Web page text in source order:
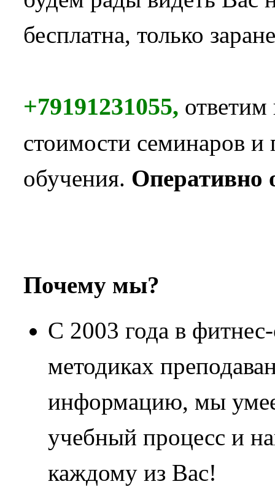
бесплатна, только
+79191231055,
стоимости семинаров и
обучения. Оперативно
Почему мы?
С 2003 года в
методиках
информацию, мы
учебный процесс и
каждому из Вас!